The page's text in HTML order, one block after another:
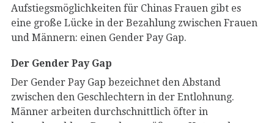
Aufstiegsmöglichkeiten für Chinas Frauen gibt es
eine große Lücke in der Bezahlung zwischen Frauen
und Männern: einen Gender Pay Gap.
Der Gender Pay Gap
Der Gender Pay Gap bezeichnet den Abstand
zwischen den Geschlechtern in der Entlohnung.
Männer arbeiten durchschnittlich öfter in